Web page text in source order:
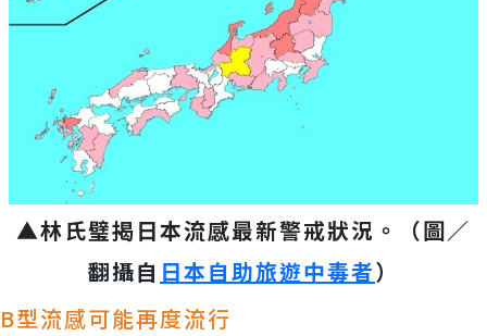
▲林氏璧揭日本流感最新警戒狀況。
（圖／
翻攝自 日本自助旅遊中毒者）
B型流感可能再度流行